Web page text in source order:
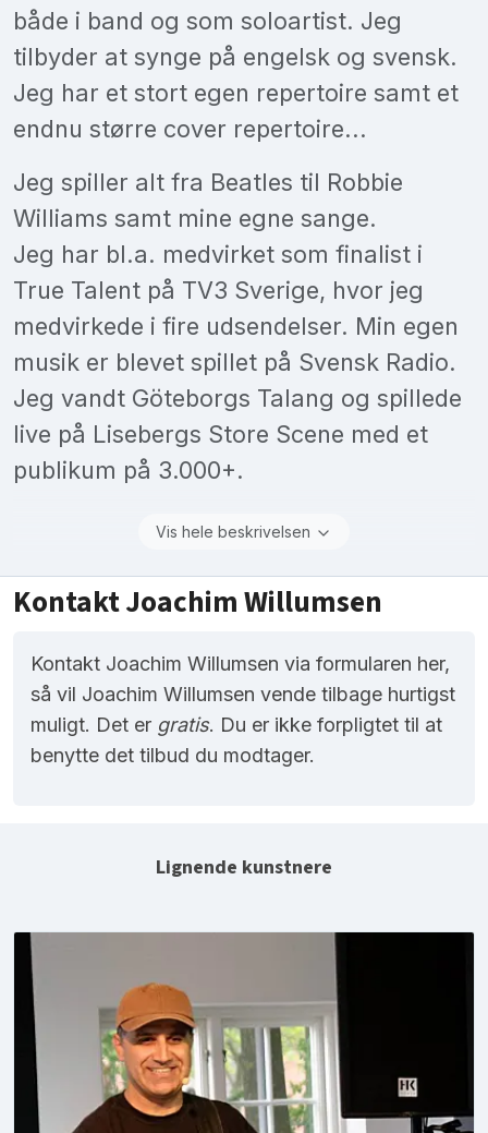
både i band og som soloartist. Jeg
tilbyder at synge på engelsk og svensk.
Jeg har et stort egen repertoire samt et
endnu større cover repertoire...
Jeg spiller alt fra Beatles til Robbie
Williams samt mine egne sange.
Jeg har bl.a. medvirket som finalist i
True Talent på TV3 Sverige, hvor jeg
medvirkede i fire udsendelser. Min egen
musik er blevet spillet på Svensk Radio.
Jeg vandt Göteborgs Talang og spillede
live på Lisebergs Store Scene med et
publikum på 3.000+.
Vis hele beskrivelsen
Kontakt Joachim Willumsen
Kontakt Joachim Willumsen via formularen her,
så vil Joachim Willumsen vende tilbage hurtigst
muligt. Det er gratis. Du er ikke forpligtet til at
benytte det tilbud du modtager.
Lignende kunstnere